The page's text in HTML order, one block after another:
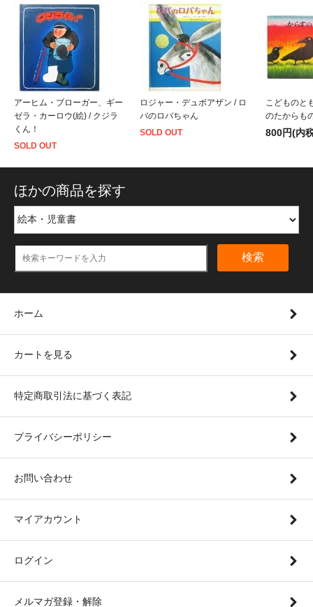
アーヒム・ブローガー、ギー
ゼラ・カーロウ(絵) / クジラ
くん！
SOLD OUT
ロジャー・デュボアザン / ロ
バのロバちゃん
SOLD OUT
こどものと
のたからも
800円(内
ほかの商品を探す
検索
ホーム
カートを見る
特定商取引法に基づく表記
プライバシーポリシー
お問い合わせ
マイアカウント
ログイン
メルマガ登録・解除